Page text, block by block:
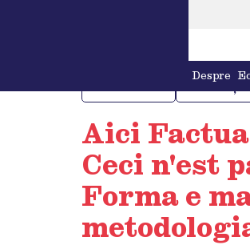
Despre
Aici
Ceci n'est
Forma e